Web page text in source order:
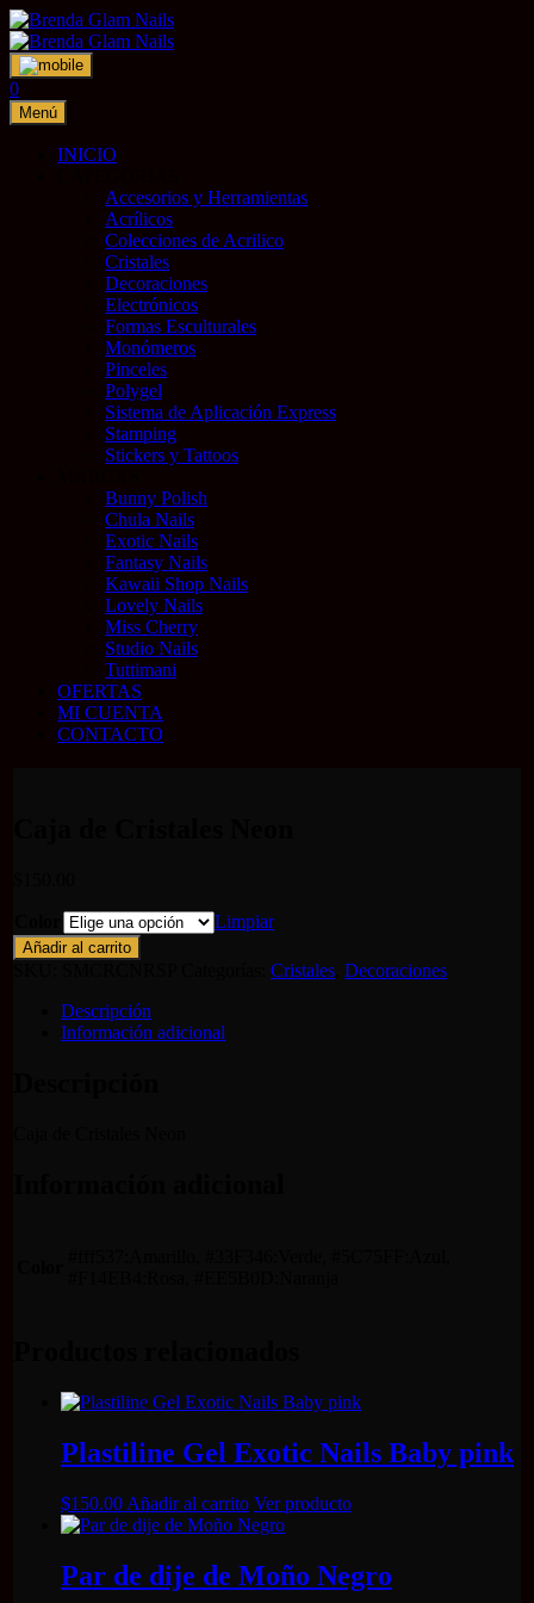
Saltar
al
contenido
0
Menú
INICIO
Accesorios y Herramientas
Acrílicos
Colecciones de Acrilico
Cristales
Decoraciones
Electrónicos
Formas Esculturales
Monómeros
Pinceles
Polygel
Sistema de Aplicación Express
Stamping
Stickers y Tattoos
Bunny Polish
Chula Nails
Exotic Nails
Fantasy Nails
Kawaii Shop Nails
Lovely Nails
Miss Cherry
Studio Nails
Tuttimani
OFERTAS
MI CUENTA
CONTACTO
Limpiar
Caja
de
cantidad
Añadir al carrito
Cristales Decoraciones
Descripción
Información adicional
Plastiline Gel Exotic Nails Baby pink
$150.00 Añadir al carrito Ver producto
Par de dije de Moño Negro